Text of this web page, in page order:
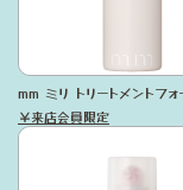
mm ミリ トリートメントフ
￥来店会員限定